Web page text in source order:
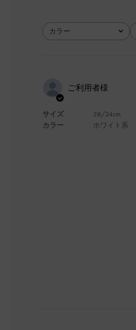
カラー
全て
ご利用者様
サイズ
カラー
38/24cm
ホワイト系